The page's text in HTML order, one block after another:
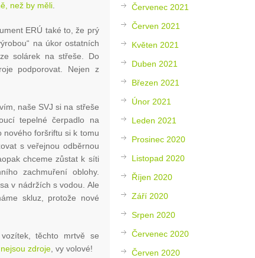
než by měli
ERÚ také to, že prý
na úkor ostatních
solárek na střeše. Do
podporovat. Nejen z
naše SVJ si na střeše
tepelné čerpadlo na
nového foršriftu si k tomu
s veřejnou odběrnou
chceme zůstat k síti
zachmuření oblohy.
v nádržích s vodou. Ale
skluz, protože nové
těchto mrtvě se
zdroje , vy volové!
Červenec 2021
Červen 2021
Květen 2021
Duben 2021
Březen 2021
Únor 2021
Leden 2021
Prosinec 2020
Listopad 2020
Říjen 2020
Září 2020
Srpen 2020
Červenec 2020
Červen 2020